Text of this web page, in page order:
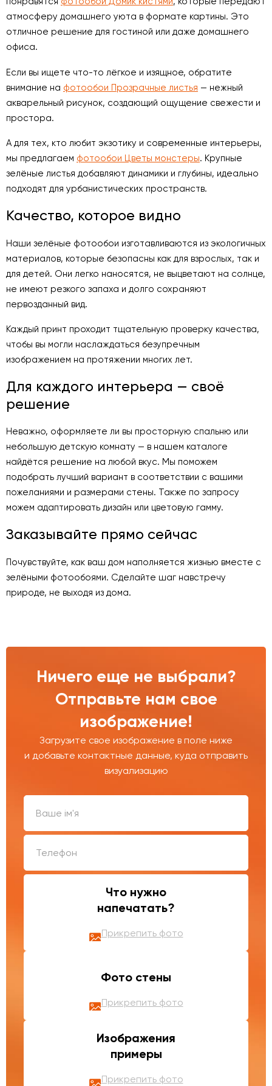
атмосферу домашнего уюта в формате картины. Это
отличное решение для гостиной или даже домашнего
офиса.
Если вы ищете что-то лёгкое и изящное, обратите
внимание на фотообои Прозрачные листья — нежный
акварельный рисунок, создающий ощущение свежести и
простора.
А для тех, кто любит экзотику и современные интерьеры,
мы предлагаем фотообои Цветы монстеры. Крупные
зелёные листья добавляют динамики и глубины, идеально
подходят для урбанистических пространств.
Качество, которое видно
Наши зелёные фотообои изготавливаются из экологичных
материалов, которые безопасны как для взрослых, так и
для детей. Они легко наносятся, не выцветают на солнце,
не имеют резкого запаха и долго сохраняют
первозданный вид.
Каждый принт проходит тщательную проверку качества,
чтобы вы могли наслаждаться безупречным
изображением на протяжении многих лет.
Для каждого интерьера — своё
решение
Неважно, оформляете ли вы просторную спальню или
небольшую детскую комнату — в нашем каталоге
найдётся решение на любой вкус. Мы поможем
подобрать лучший вариант в соответствии с вашими
пожеланиями и размерами стены. Также по запросу
можем адаптировать дизайн или цветовую гамму.
Заказывайте прямо сейчас
Почувствуйте, как ваш дом наполняется жизнью вместе с
зелёными фотообоями. Сделайте шаг навстречу
природе, не выходя из дома.
Ничего еще не выбрали?
Отправьте нам свое
изображение!
Загрузите свое изображение в поле ниже
и добавьте контактные данные, куда отправить
визуализацию
Что нужно
напечатать?
Прикрепить фото
Фото стены
Прикрепить фото
Изображения
примеры
Прикрепить фото